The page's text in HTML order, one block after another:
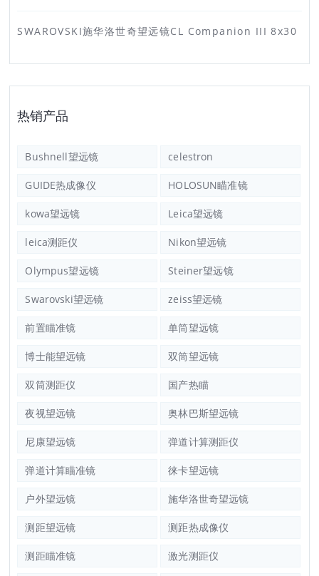
SWAROVSKI施华洛世奇望远镜CL Companion III 8x30
热销产品
Bushnell望远镜 celestron
GUIDE热成像仪 HOLOSUN瞄准镜
kowa望远镜 Leica望远镜
leica测距仪 Nikon望远镜
Olympus望远镜 Steiner望远镜
Swarovski望远镜 zeiss望远镜
前置瞄准镜 单筒望远镜
博士能望远镜 双筒望远镜
双筒测距仪 国产热瞄
夜视望远镜 奥林巴斯望远镜
尼康望远镜 弹道计算测距仪
弹道计算瞄准镜 徕卡望远镜
户外望远镜 施华洛世奇望远镜
测距望远镜 测距热成像仪
测距瞄准镜 激光测距仪